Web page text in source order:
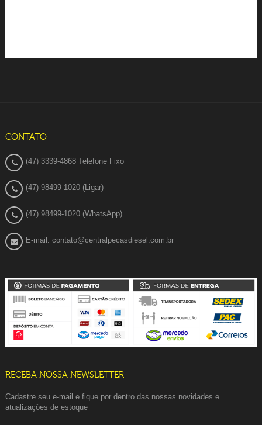
CONTATO
(47) 3339-4868 Telefone Fixo
(47) 98499-1020 (Ligar)
(47) 98499-1020 (WhatsApp)
E-mail: contato@centralpecasdiesel.com.br
RECEBA NOSSA NEWSLETTER
Cadastre seu e-mail e fique por dentro das nossas novidades e
atualizações de estoque